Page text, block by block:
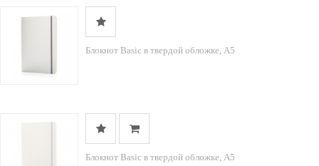
Блокнот Basic в твердой обложке, А5
Блокнот Basic в твердой обложке, А5